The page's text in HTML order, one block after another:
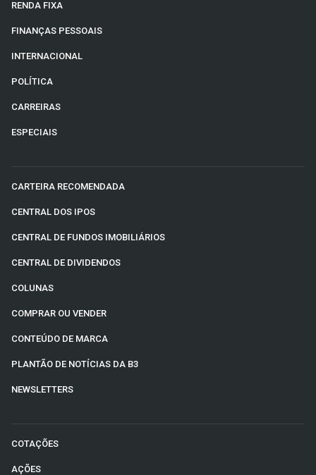
RENDA FIXA
FINANÇAS PESSOAIS
INTERNACIONAL
POLÍTICA
CARREIRAS
ESPECIAIS
CARTEIRA RECOMENDADA
CENTRAL DOS IPOS
CENTRAL DE FUNDOS IMOBILIÁRIOS
CENTRAL DE DIVIDENDOS
COLUNAS
COMPRAR OU VENDER
CONTEÚDO DE MARCA
PLANTÃO DE NOTÍCIAS DA B3
NEWSLETTERS
COTAÇÕES
AÇÕES